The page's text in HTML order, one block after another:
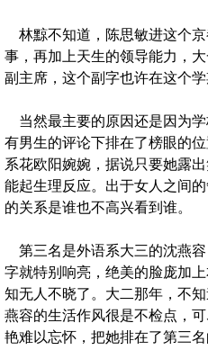
林黥不知道，陈思敏进这个
事，再加上天生的领导能力，
副主席，这个副字也许在这个学
当然最主要的原因还是因为
有男生的评论下排在了榜眼的
系花欧阳婉婉，据说只要她露
能起生理反应。出于女人之间
的关系是谁也不高兴看到谁。
第三名是外语系大三的沈燕
字就特别响亮，绝美的脸庞加
知无人不晓了。大二那年，不
燕容的生活作风很是不检点，
艳难以忘怀，把她排在了第三名